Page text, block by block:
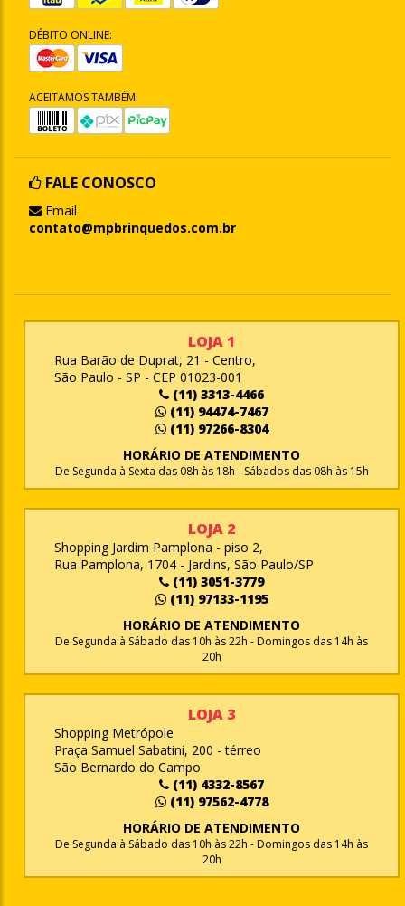
DÉBITO ONLINE:
ACEITAMOS TAMBÉM:
FALE CONOSCO
Email
contato@mpbrinquedos.com.br
LOJA 1
Rua Barão de Duprat, 21 - Centro,
São Paulo - SP - CEP 01023-001
(11) 3313-4466
(11) 94474-7467
(11) 97266-8304
HORÁRIO DE ATENDIMENTO
De Segunda à Sexta das 08h às 18h - Sábados das 08h às 15h
LOJA 2
Shopping Jardim Pamplona - piso 2,
Rua Pamplona, 1704 - Jardins, São Paulo/SP
(11) 3051-3779
(11) 97133-1195
HORÁRIO DE ATENDIMENTO
De Segunda à Sábado das 10h às 22h - Domingos das 14h às
20h
LOJA 3
Shopping Metrópole
Praça Samuel Sabatini, 200 - térreo
São Bernardo do Campo
(11) 4332-8567
(11) 97562-4778
HORÁRIO DE ATENDIMENTO
De Segunda à Sábado das 10h às 22h - Domingos das 14h às
20h